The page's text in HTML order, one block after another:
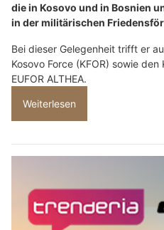
die in Kosovo und in Bosnien
in der militärischen
Bei dieser Gelegenheit trifft er
Kosovo Force (KFOR) sowie
EUFOR ALTHEA.
Weiterlesen